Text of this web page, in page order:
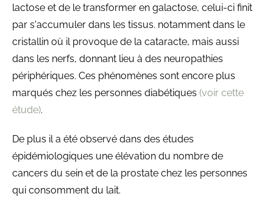
lactose et de le transformer en galactose, celui-ci finit
par s'accumuler dans les tissus. notamment dans le
cristallin où il provoque de la cataracte, mais aussi
dans les nerfs, donnant lieu à des neuropathies
périphériques. Ces phénomènes sont encore plus
marqués chez les personnes diabétiques (voir cette
étude).
De plus il a été observé dans des études
épidémiologiques une élévation du nombre de
cancers du sein et de la prostate chez les personnes
qui consomment du lait.